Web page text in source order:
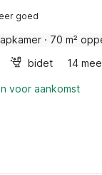
goed
· 70 m²
bidet 14
voor aankomst